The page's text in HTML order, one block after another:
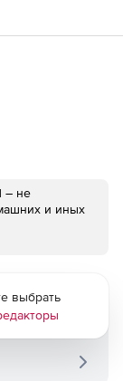
– не
и иных
выбрать